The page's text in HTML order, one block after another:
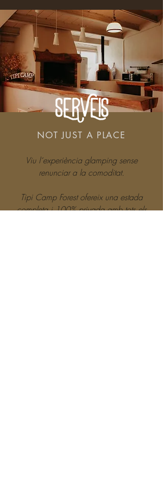
NOT JUST A PLACE
Viu l´experiència glamping sense
renunciar a la comoditat.
Tipi Camp Forest ofereix una estada
completa i 100% privada amb tots els
SERVEIS